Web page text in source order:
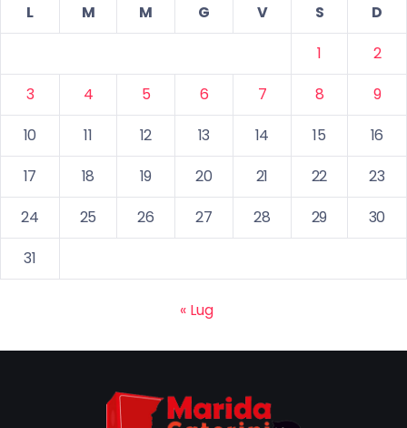
L
M M G V S
D
1
2
3
4 5 6 7 8
9
10
11 12 13 14 15
16
17
18 19 20 21 22
23
24
25 26 27 28 29
30
31
« Lug